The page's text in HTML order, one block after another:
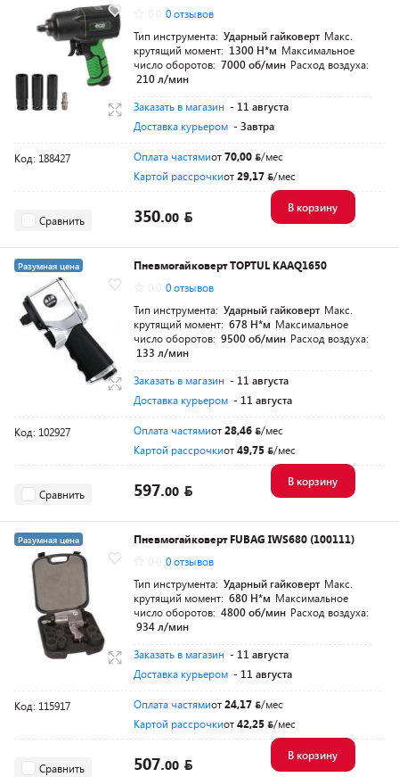
Разумная цена
0 отзывов
Тип инструмента: Ударный гайковерт Макс.
крутящий момент: 1300 Н*м Максимальное
число оборотов: 7000 об/мин Расход воздуха:
210 л/мин
Заказать в магазин - 11 августа
Доставка курьером - Завтра
Код: 188427 Оплата частямиот70,00
/мес
Картой рассрочкиот29,17 /мес
Сравнить 350.00
В корзину
Разумная цена
Пневмогайковерт TOPTUL KAAQ1650
0 отзывов
Тип инструмента: Ударный гайковерт Макс.
крутящий момент: 678 Н*м Максимальное
число оборотов: 9500 об/мин Расход воздуха:
133 л/мин
Заказать в магазин - 11 августа
Доставка курьером - 11 августа
Код: 102927 Оплата частямиот28,46
/мес
Картой рассрочкиот49,75 /мес
Сравнить 597.00
В корзину
Разумная цена
Пневмогайковерт FUBAG IWS680 (100111)
0 отзывов
Тип инструмента: Ударный гайковерт Макс.
крутящий момент: 680 Н*м Максимальное
число оборотов: 4800 об/мин Расход воздуха:
934 л/мин
Заказать в магазин - 11 августа
Доставка курьером - 11 августа
Код: 115917 Оплата частямиот24,17
/мес
Картой рассрочкиот42,25 /мес
Сравнить 507.00
В корзину